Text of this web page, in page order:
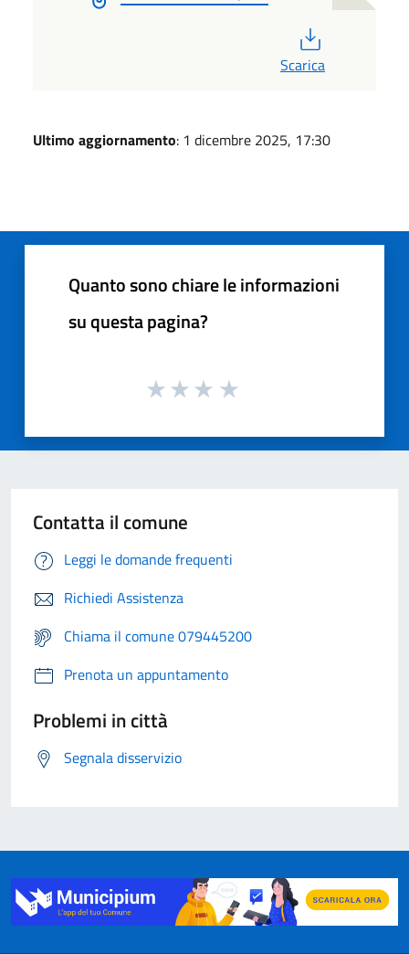
Scarica
Ultimo aggiornamento: 1 dicembre 2025, 17:30
Quanto sono chiare le informazioni
su questa pagina?
Contatta il comune
Leggi le domande frequenti
Richiedi Assistenza
Chiama il comune 079445200
Prenota un appuntamento
Problemi in città
Segnala disservizio